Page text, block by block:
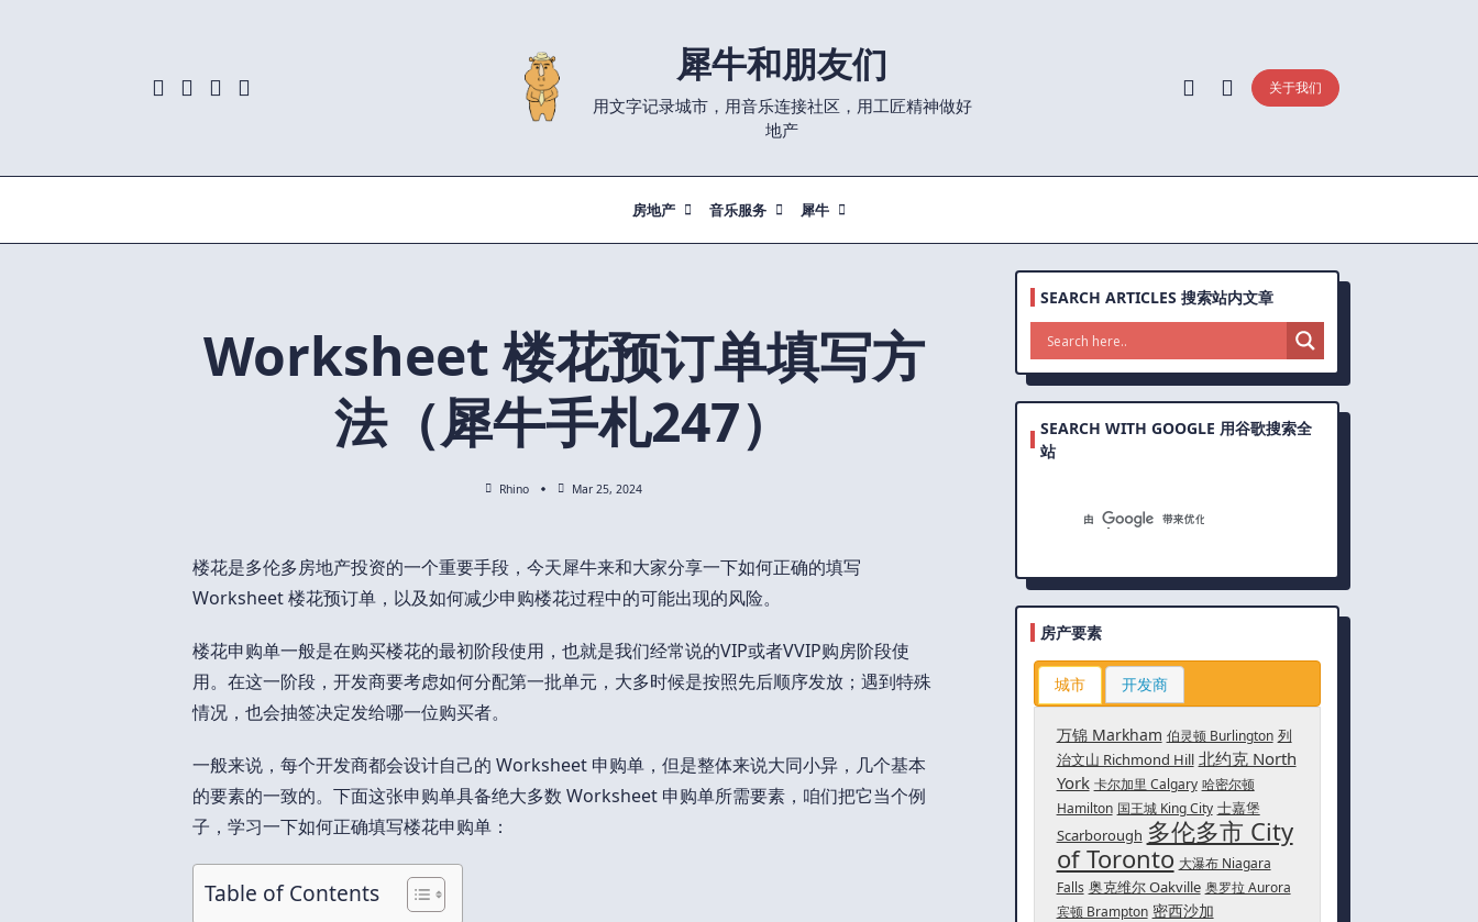
犀牛和朋友们
用文字记录城市，用音乐连接社区，用工匠精神做好
地产
关于我们
房地产 音乐服务 犀牛
Worksheet 楼花预订单填写方
法（犀牛手札247）
Rhino Mar 25, 2024
楼花是多伦多房地产投资的一个重要手段，今天犀牛来和大家分享一下如何正确的填写
Worksheet 楼花预订单，以及如何减少申购楼花过程中的可能出现的风险。
楼花申购单一般是在购买楼花的最初阶段使用，也就是我们经常说的VIP或者VVIP购房阶段使
用。在这一阶段，开发商要考虑如何分配第一批单元，大多时候是按照先后顺序发放；遇到特殊
情况，也会抽签决定发给哪一位购买者。
一般来说，每个开发商都会设计自己的 Worksheet 申购单，但是整体来说大同小异，几个基本
的要素的一致的。下面这张申购单具备绝大多数 Worksheet 申购单所需要素，咱们把它当个例
子，学习一下如何正确填写楼花申购单：
Table of Contents
SEARCH ARTICLES 搜索站内文章
SEARCH WITH GOOGLE 用谷歌搜索全
站
房产要素
城市 开发商
万锦 Markham 伯灵顿 Burlington 列
治文山 Richmond Hill 北约克 North
York 卡尔加里 Calgary 哈密尔顿
Hamilton 国王城 King City 士嘉堡
Scarborough 多伦多市 City
of Toronto 大瀑布 Niagara
Falls 奥克维尔 Oakville 奥罗拉 Aurora
宾顿 Brampton 密西沙加